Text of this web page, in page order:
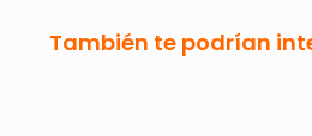
También te podrían